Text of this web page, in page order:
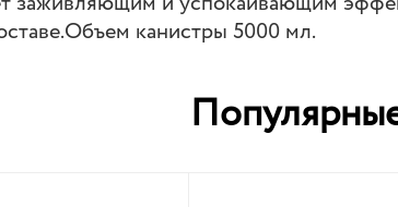
канистры 5000 мл.